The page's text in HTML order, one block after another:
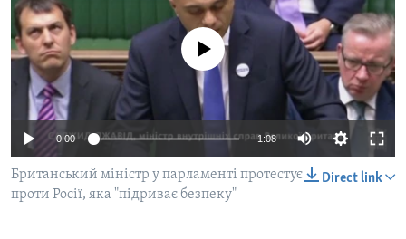
СУСПІЛЬСТВО
ЕКОНОМІКА
ІСТОРІЇ УСПІХУ УКРАЇНЦІВ
ТЕЛЕПРОГРАМИ
ЧАС-TIME
БРИФІНГ ГОЛОСУ АМЕРИКИ
СТУДІЯ ВАШИНГТОН
ВІКНО В АМЕРИКУ
ПРАЙМ-ТАЙМ
ENGLISH
Learning English
No media source currently available
0:00 1:08
Direct link
Британський міністр у парламенті протестує
проти Росії, яка "підриває безпеку"